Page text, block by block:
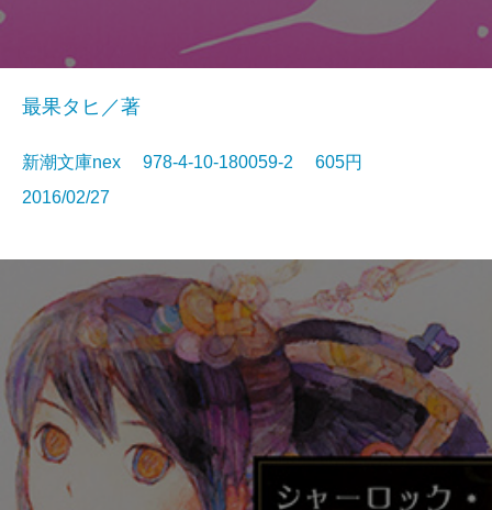
最果タヒ／著
新潮文庫nex 978-4-10-180059-2 605円
2016/02/27